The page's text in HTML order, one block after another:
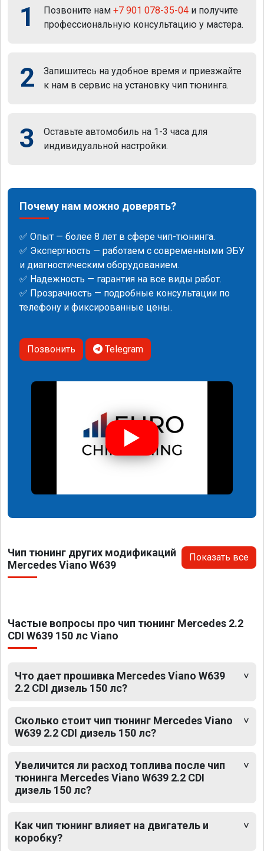
1 Позвоните нам +7 901 078-35-04 и получите
профессиональную консультацию у мастера.
2
Запишитесь на удобное время и приезжайте
к нам в сервис на установку чип тюнинга.
3
Оставьте автомобиль на 1-3 часа для
индивидуальной настройки.
Почему нам можно доверять?
✅ Опыт — более 8 лет в сфере чип-тюнинга.
✅ Экспертность — работаем с современными ЭБУ
и диагностическим оборудованием.
✅ Надежность — гарантия на все виды работ.
✅ Прозрачность — подробные консультации по
телефону и фиксированные цены.
Позвонить Telegram
Чип тюнинг других модификаций
Mercedes Viano W639
Показать все
Частые вопросы про чип тюнинг Mercedes 2.2
CDI W639 150 лс Viano
Что дает прошивка Mercedes Viano W639
2.2 CDI дизель 150 лс?
Сколько стоит чип тюнинг Mercedes Viano
W639 2.2 CDI дизель 150 лс?
Увеличится ли расход топлива после чип
тюнинга Mercedes Viano W639 2.2 CDI
дизель 150 лс?
Как чип тюнинг влияет на двигатель и
коробку?